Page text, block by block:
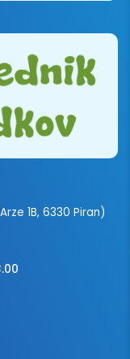
1B, 6330 Piran)